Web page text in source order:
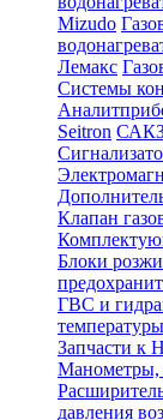
Mizudo
Лемакс
Системы
Seitron
Клапан
Блоки
ГВС и
температуры
Запчасти
Манометры,
давления